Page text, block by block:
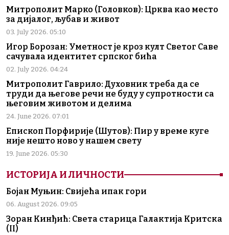
Митрополит Марко (Головков): Црква као место
за дијалог, љубав и живот
03. July 2026. 05:10
Игор Борозан: Уметност је кроз култ Светог Саве
сачувала идентитет српског бића
02. July 2026. 04:24
Митрополит Гаврило: Духовник треба да се
труди да његове речи не буду у супротности са
његовим животом и делима
24. June 2026. 07:01
Епископ Порфирије (Шутов): Пир у време куге
није нешто ново у нашем свету
19. June 2026. 05:30
ИСТОРИЈА И ЛИЧНОСТИ
Бојан Муњин: Свијећа ипак гори
06. August 2026. 09:05
Зоран Кинђић: Света старица Галактија Критска
(II)